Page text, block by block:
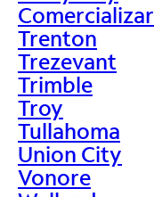
Comercializar
Trenton
Trezevant
Trimble
Troy
Tullahoma
Union City
Vonore